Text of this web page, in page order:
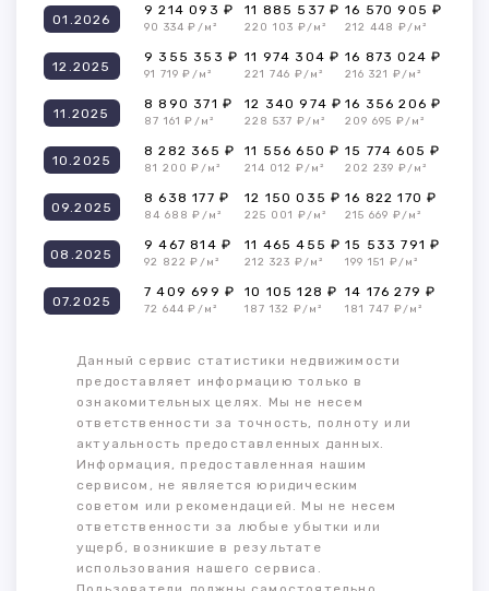
01.2026
9 214 093 ₽
90 334 ₽/м²
11 885 537 ₽
220 103 ₽/м²
16 570 905 ₽
212 448 ₽/м²
12.2025
9 355 353 ₽
91 719 ₽/м²
11 974 304 ₽
221 746 ₽/м²
16 873 024 ₽
216 321 ₽/м²
11.2025
8 890 371 ₽
87 161 ₽/м²
12 340 974 ₽
228 537 ₽/м²
16 356 206 ₽
209 695 ₽/м²
10.2025
8 282 365 ₽
81 200 ₽/м²
11 556 650 ₽
214 012 ₽/м²
15 774 605 ₽
202 239 ₽/м²
09.2025
8 638 177 ₽
84 688 ₽/м²
12 150 035 ₽
225 001 ₽/м²
16 822 170 ₽
215 669 ₽/м²
08.2025
9 467 814 ₽
92 822 ₽/м²
11 465 455 ₽
212 323 ₽/м²
15 533 791 ₽
199 151 ₽/м²
07.2025
7 409 699 ₽
72 644 ₽/м²
10 105 128 ₽
187 132 ₽/м²
14 176 279 ₽
181 747 ₽/м²
Данный сервис статистики недвижимости
предоставляет информацию только в
ознакомительных целях. Мы не несем
ответственности за точность, полноту или
актуальность предоставленных данных.
Информация, предоставленная нашим
сервисом, не является юридическим
советом или рекомендацией. Мы не несем
ответственности за любые убытки или
ущерб, возникшие в результате
использования нашего сервиса.